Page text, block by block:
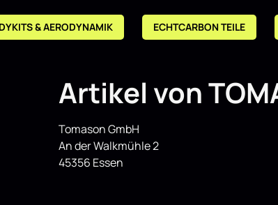
& AERODYNAMIK ECHTCARBON TEILE
Artikel von
Tomason GmbH
An der Walkmühle 2
45356 Essen